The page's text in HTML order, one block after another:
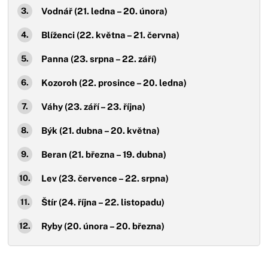
Vodnář (21. ledna – 20. února)
Blíženci (22. května – 21. června)
Panna (23. srpna – 22. září)
Kozoroh (22. prosince – 20. ledna)
Váhy (23. září – 23. října)
Býk (21. dubna – 20. května)
Beran (21. března – 19. dubna)
Lev (23. července – 22. srpna)
Štír (24. října – 22. listopadu)
Ryby (20. února – 20. března)